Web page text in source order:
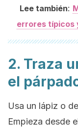
Lee también:
errores típicos
2. Traza
el
Usa un lápiz o
Empieza desde